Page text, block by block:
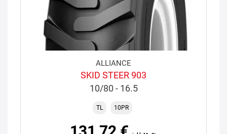
ALLIANCE
SKID STEER 903
10/80 - 16.5
TL 10PR